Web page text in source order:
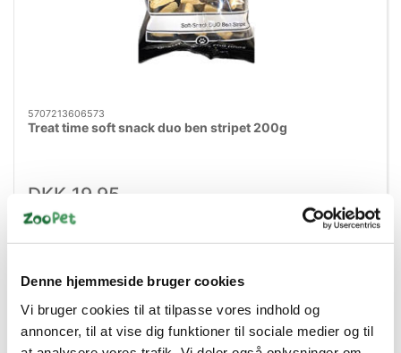
Denne hjemmeside bruger cookies
Vi bruger cookies til at tilpasse vores indhold og
annoncer, til at vise dig funktioner til sociale medier og til
5707213606573
Treat time soft snack duo ben stripet 200g
DKK 19,95
DKK 15,96 ekskl. moms
På lager